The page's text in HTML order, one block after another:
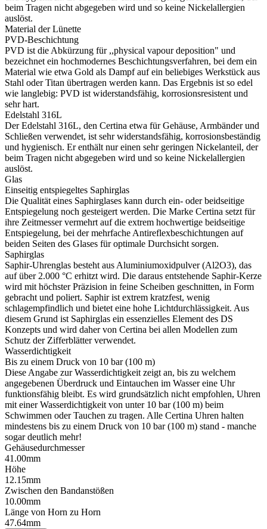
beim Tragen nicht abgegeben wird und so keine Nickelallergien
auslöst.
Material der Lünette
PVD-Beschichtung
PVD ist die Abkürzung für ,,physical vapour deposition" und
bezeichnet ein hochmodernes Beschichtungsverfahren, bei dem ein
Material wie etwa Gold als Dampf auf ein beliebiges Werkstück aus
Stahl oder Titan übertragen werden kann. Das Ergebnis ist so edel
wie langlebig: PVD ist widerstandsfähig, korrosionsresistent und
sehr hart.
Edelstahl 316L
Der Edelstahl 316L, den Certina etwa für Gehäuse, Armbänder und
Schließen verwendet, ist sehr widerstandsfähig, korrosionsbeständig
und hygienisch. Er enthält nur einen sehr geringen Nickelanteil, der
beim Tragen nicht abgegeben wird und so keine Nickelallergien
auslöst.
Glas
Einseitig entspiegeltes Saphirglas
Die Qualität eines Saphirglases kann durch ein- oder beidseitige
Entspiegelung noch gesteigert werden. Die Marke Certina setzt für
ihre Zeitmesser vermehrt auf die extrem hochwertige beidseitige
Entspiegelung, bei der mehrfache Antireflexbeschichtungen auf
beiden Seiten des Glases für optimale Durchsicht sorgen.
Saphirglas
Saphir-Uhrenglas besteht aus Aluminiumoxidpulver (Al2O3), das
auf über 2.000 °C erhitzt wird. Die daraus entstehende Saphir-Kerze
wird mit höchster Präzision in feine Scheiben geschnitten, in Form
gebracht und poliert. Saphir ist extrem kratzfest, wenig
schlagempfindlich und bietet eine hohe Lichtdurchlässigkeit. Aus
diesem Grund ist Saphirglas ein essenzielles Element des DS
Konzepts und wird daher von Certina bei allen Modellen zum
Schutz der Zifferblätter verwendet.
Wasserdichtigkeit
Bis zu einem Druck von 10 bar (100 m)
Diese Angabe zur Wasserdichtigkeit zeigt an, bis zu welchem
angegebenen Überdruck und Eintauchen im Wasser eine Uhr
funktionsfähig bleibt. Es wird grundsätzlich nicht empfohlen, Uhren
mit einer Wasserdichtigkeit von unter 10 bar (100 m) beim
Schwimmen oder Tauchen zu tragen. Alle Certina Uhren halten
mindestens bis zu einem Druck von 10 bar (100 m) stand - manche
sogar deutlich mehr!
Gehäusedurchmesser
41.00mm
Höhe
12.15mm
Zwischen den Bandanstößen
10.00mm
Länge von Horn zu Horn
47.64mm